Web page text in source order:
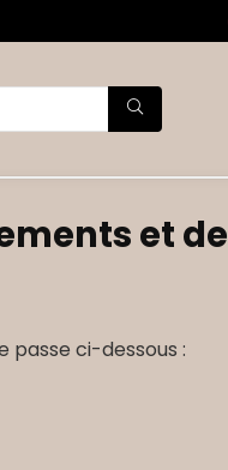
et de
passe ci-dessous :